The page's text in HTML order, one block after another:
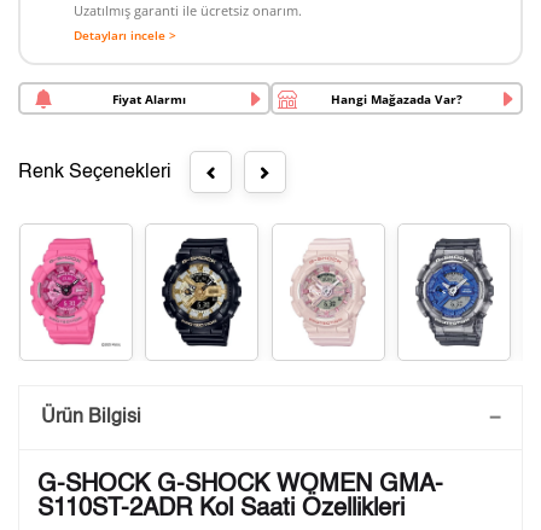
Uzatılmış garanti ile ücretsiz onarım.
Detayları incele >
Fiyat Alarmı Hangi Mağazada Var?
Renk Seçenekleri
Saatini Kişiselleştir
arka kapağına gravür tekniği ile formda belirtmiş
olduğunuz şekilde işlenecektir.
Ürün Bilgisi
G-SHOCK G-SHOCK WOMEN GMA-
S110ST-2ADR Kol Saati Özellikleri